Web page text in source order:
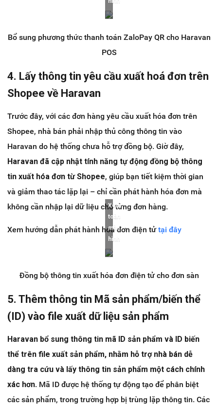
Bổ sung phương thức thanh toán ZaloPay QR cho Haravan
POS
4. Lấy thông tin yêu cầu xuất hoá đơn trên
Shopee về Haravan
Trước đây, với các đơn hàng yêu cầu xuất hóa đơn trên
Shopee, nhà bán phải nhập thủ công thông tin vào
Haravan do hệ thống chưa hỗ trợ đồng bộ. Giờ đây,
Haravan đã cập nhật tính năng tự động đồng bộ thông
tin xuất hóa đơn từ Shopee, giúp bạn tiết kiệm thời gian
và giảm thao tác lặp lại – chỉ cần phát hành hóa đơn mà
không cần nhập lại dữ liệu cho từng đơn hàng.
Xem hướng dẫn phát hành hóa đơn điện tửtại đây
Xem
toàn
màn
hình
Đồng bộ thông tin xuất hóa đơn điện tử cho đơn sàn
5. Thêm thông tin Mã sản phẩm/biến thể
(ID) vào file xuất dữ liệu sản phẩm
Haravan bổ sung thông tin mã ID sản phẩm và ID biến
thể trên file xuất sản phẩm, nhằm hỗ trợ nhà bán dễ
dàng tra cứu và lấy thông tin sản phẩm một cách chính
xác hơn. Mã ID được hệ thống tự động tạo để phân biệt
các sản phẩm, trong trường hợp bị trùng lặp thông tin. Các